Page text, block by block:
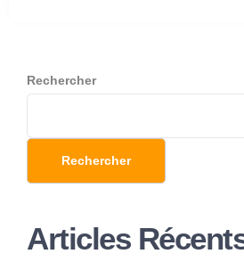
Rechercher
Rechercher
Articles